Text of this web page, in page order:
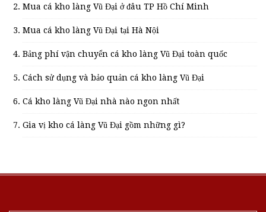
Mua cá kho làng Vũ Đại ở đâu TP Hồ Chí Minh
Mua cá kho làng Vũ Đại tại Hà Nội
Bảng phí vận chuyển cá kho làng Vũ Đại toàn quốc
Cách sử dụng và bảo quản cá kho làng Vũ Đại
Cá kho làng Vũ Đại nhà nào ngon nhất
Gia vị kho cá làng Vũ Đại gồm những gì?